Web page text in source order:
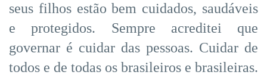
seus filhos estão bem cuidados, saudáveis
e protegidos. Sempre acreditei que
governar é cuidar das pessoas. Cuidar de
todos e de todas os brasileiros e brasileiras.